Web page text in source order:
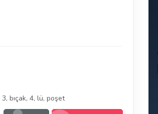
3, bıçak, 4, lü, poşet